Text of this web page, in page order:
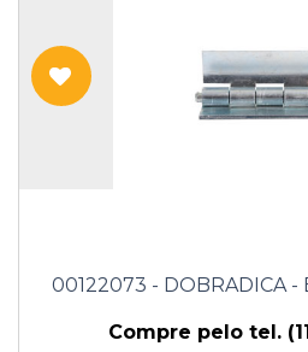
00122073 - DOBRADICA -
Compre pelo tel.